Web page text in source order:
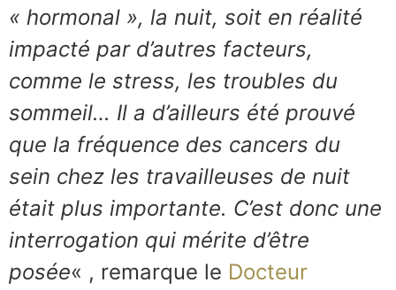
« hormonal », la nuit, soit en réalité
impacté par d’autres facteurs,
comme le stress, les troubles du
sommeil… Il a d’ailleurs été prouvé
que la fréquence des cancers du
sein chez les travailleuses de nuit
était plus importante. C’est donc une
interrogation qui mérite d’être
posée« , remarque le Docteur